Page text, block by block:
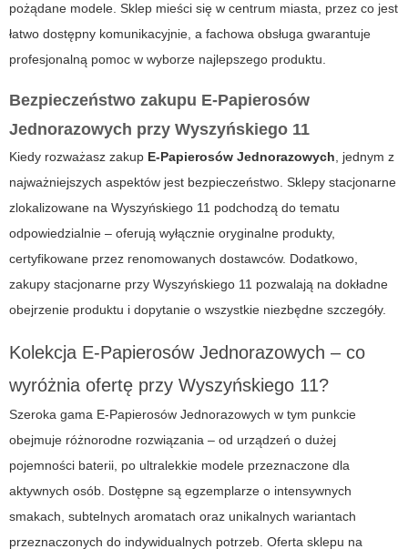
pożądane modele. Sklep mieści się w centrum miasta, przez co jest
łatwo dostępny komunikacyjnie, a fachowa obsługa gwarantuje
profesjonalną pomoc w wyborze najlepszego produktu.
Bezpieczeństwo zakupu E-Papierosów
Jednorazowych przy Wyszyńskiego 11
Kiedy rozważasz zakup E-Papierosów Jednorazowych , jednym z
najważniejszych aspektów jest bezpieczeństwo. Sklepy stacjonarne
zlokalizowane na Wyszyńskiego 11 podchodzą do tematu
odpowiedzialnie – oferują wyłącznie oryginalne produkty,
certyfikowane przez renomowanych dostawców. Dodatkowo,
zakupy stacjonarne przy Wyszyńskiego 11 pozwalają na dokładne
obejrzenie produktu i dopytanie o wszystkie niezbędne szczegóły.
Kolekcja E-Papierosów Jednorazowych – co
wyróżnia ofertę przy Wyszyńskiego 11?
Szeroka gama E-Papierosów Jednorazowych w tym punkcie
obejmuje różnorodne rozwiązania – od urządzeń o dużej
pojemności baterii, po ultralekkie modele przeznaczone dla
aktywnych osób. Dostępne są egzemplarze o intensywnych
smakach, subtelnych aromatach oraz unikalnych wariantach
przeznaczonych do indywidualnych potrzeb. Oferta sklepu na